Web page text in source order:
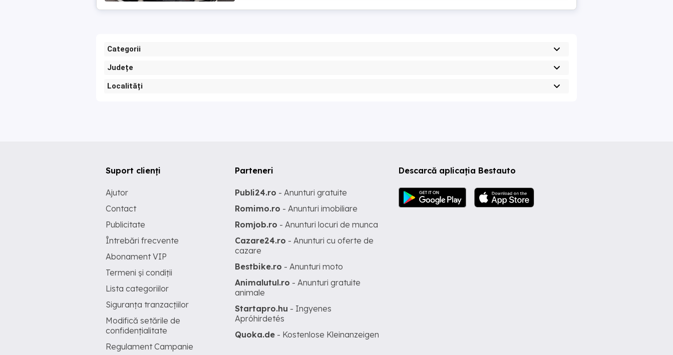
Categorii
Județe
Localități
Descarcă aplicația Bestauto
Suport clienți
Ajutor
Contact
Publicitate
Întrebări frecvente
Abonament VIP
Termeni și condiții
Lista categoriilor
Siguranța tranzacțiilor
Modifică setările de
confidențialitate
Regulament Campanie
Parteneri
Publi24.ro - Anunturi gratuite
Romimo.ro - Anunturi imobiliare
Romjob.ro - Anunturi locuri de munca
Cazare24.ro - Anunturi cu oferte de
cazare
Bestbike.ro - Anunturi moto
Animalutul.ro - Anunturi gratuite
animale
Startapro.hu - Ingyenes
Apróhirdetés
Quoka.de - Kostenlose Kleinanzeigen